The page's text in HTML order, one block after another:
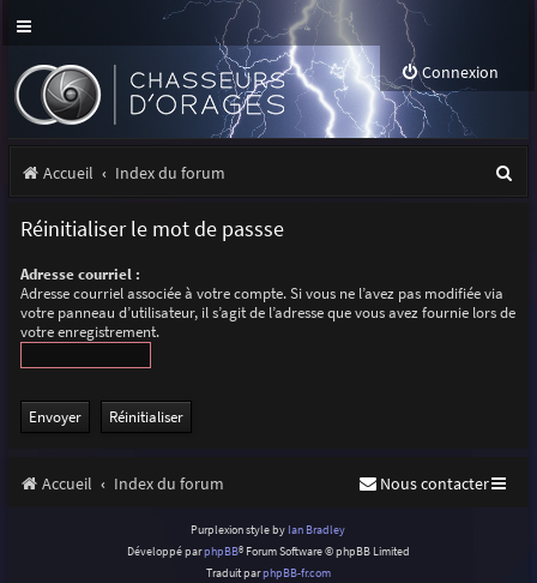
Connexion
Accueil Index du forum
e
Réinitialiser le mot de passse
Adresse courriel :
Adresse courriel associée à votre compte. Si vous ne l’avez pas modifiée via
votre panneau d’utilisateur, il s’agit de l’adresse que vous avez fournie lors de
votre enregistrement.
Accueil Index du forum Nous contacter
Purplexion style by Ian Bradley
Développé parphpBB® Forum Software © phpBB Limited
Traduit parphpBB-fr.com